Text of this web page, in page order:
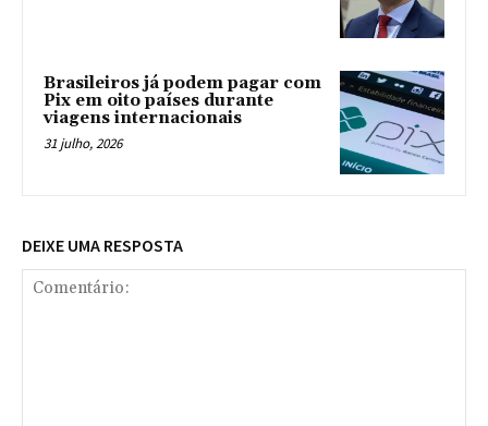
Brasileiros já podem pagar com
Pix em oito países durante
viagens internacionais
31 julho, 2026
DEIXE UMA RESPOSTA